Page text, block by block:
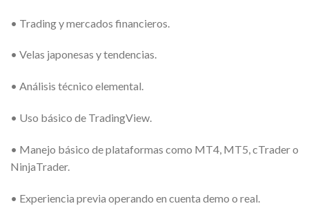
• Trading y mercados financieros.
• Velas japonesas y tendencias.
• Análisis técnico elemental.
• Uso básico de TradingView.
• Manejo básico de plataformas como MT4, MT5, cTrader o
NinjaTrader.
• Experiencia previa operando en cuenta demo o real.